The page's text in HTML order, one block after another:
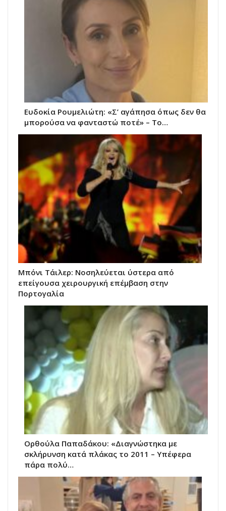
Ευδοκία Ρουμελιώτη: «Σ’ αγάπησα όπως δεν θα
μπορούσα να φανταστώ ποτέ» – Το…
Μπόνι Τάιλερ: Νοσηλεύεται ύστερα από
επείγουσα χειρουργική επέμβαση στην
Πορτογαλία
Ορθούλα Παπαδάκου: «Διαγνώστηκα με
σκλήρυνση κατά πλάκας το 2011 – Υπέφερα
πάρα πολύ…